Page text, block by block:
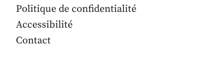
Politique de confidentialité
Accessibilité
Contact